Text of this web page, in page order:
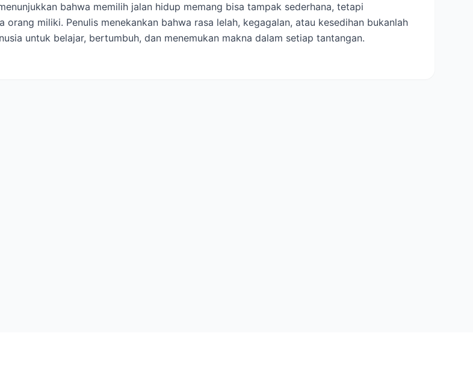
bahwa memilih jalan hidup memang bisa tampak sederhana, tetapi
miliki. Penulis menekankan bahwa rasa lelah, kegagalan, atau kesedihan bukanlah
untuk belajar, bertumbuh, dan menemukan makna dalam setiap tantangan.